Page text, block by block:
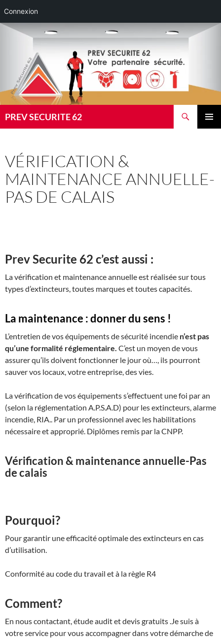
Connexion
Aller
PREV SECURITE 62
VÉRIFICATION &
MAINTENANCE ANNUELLE-
PAS DE CALAIS
Prev Securite 62 c’est aussi :
La vérification et maintenance annuelle est réalisée sur tous
types d’extincteurs, toutes marques et toutes capacités.
La maintenance : donner du sens !
L’entretien de vos équipements de sécurité incendie n’est pas
qu’une formalité réglementaire. C’est un moyen de vous
assurer qu’ils doivent fonctionner le jour où…, ils pourront
sauver vos locaux, votre entreprise, des vies.
La vérification de vos équipements s’effectuent une foi par an
(selon la réglementation A.P.S.A.D) pour les extincteurs, alarme
incendie, RIA.. Par un professionnel avec les habilitations
nécessaire et approprié. Diplômes remis par la CNPP.
Vérification & maintenance annuelle-Pas
de calais
Pourquoi?
Pour garantir une efficacité optimale des extincteurs en cas
d’utilisation.
Conformité au code du travail et à la règle R4
Comment?
En nous contactant, étude audit et devis gratuits .Je suis à
votre service pour vous accompagner dans votre démarche de